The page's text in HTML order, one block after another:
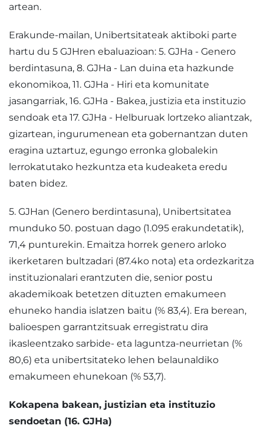
artean.
Erakunde-mailan, Unibertsitateak aktiboki parte
hartu du 5 GJHren ebaluazioan: 5. GJHa - Genero
berdintasuna, 8. GJHa - Lan duina eta hazkunde
ekonomikoa, 11. GJHa - Hiri eta komunitate
jasangarriak, 16. GJHa - Bakea, justizia eta instituzio
sendoak eta 17. GJHa - Helburuak lortzeko aliantzak,
gizartean, ingurumenean eta gobernantzan duten
eragina uztartuz, egungo erronka globalekin
lerrokatutako hezkuntza eta kudeaketa eredu
baten bidez.
5. GJHan (Genero berdintasuna), Unibertsitatea
munduko 50. postuan dago (1.095 erakundetatik),
71,4 punturekin. Emaitza horrek genero arloko
ikerketaren bultzadari (87.4ko nota) eta ordezkaritza
instituzionalari erantzuten die, senior postu
akademikoak betetzen dituzten emakumeen
ehuneko handia islatzen baitu (% 83,4). Era berean,
balioespen garrantzitsuak erregistratu dira
ikasleentzako sarbide- eta laguntza-neurrietan (%
80,6) eta unibertsitateko lehen belaunaldiko
emakumeen ehunekoan (% 53,7).
Kokapena bakean, justizian eta instituzio
sendoetan (16. GJHa)